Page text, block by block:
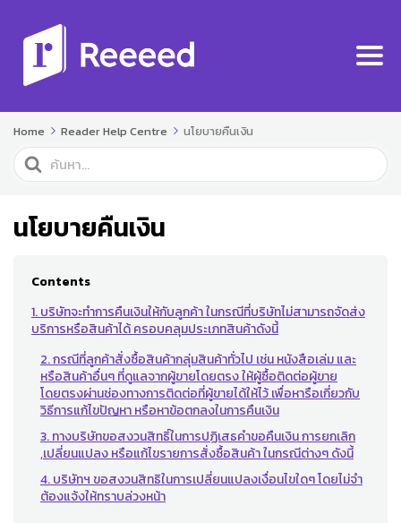
Home Reader Help Centre นโยบายคืนเงิน
Search
For
นโยบายคืนเงิน
Contents
1. บริษัทจะทำการคืนเงินให้กับลูกค้า ในกรณีที่บริษัทไม่สามารถจัดส่ง
บริการหรือสินค้าได้ ครอบคลุมประเภทสินค้าดังนี้
2. กรณีที่ลูกค้าสั่งซื้อสินค้ากลุ่มสินค้าทั่วไป เช่น หนังสือเล่ม และ
หรือสินค้าอื่นๆ ที่ดูแลจากผู้ขายโดยตรง ให้ผู้ซื้อติดต่อผู้ขาย
โดยตรงผ่านช่องทางการติดต่อที่ผู้ขายได้ให้ไว้ เพื่อหารือเกี่ยวกับ
วิธีการแก้ไขปัญหา หรือหาข้อตกลงในการคืนเงิน
3. ทางบริษัทขอสงวนสิทธิ์ในการปฏิเสธคำขอคืนเงิน การยกเลิก
,เปลี่ยนแปลง หรือแก้ไขรายการสั่งซื้อสินค้า ในกรณีต่างๆ ดังนี้
4. บริษัทฯ ขอสงวนสิทธิในการเปลี่ยนแปลงเงื่อนไขใดๆ โดยไม่จำ
ต้องแจ้งให้ทราบล่วงหน้า